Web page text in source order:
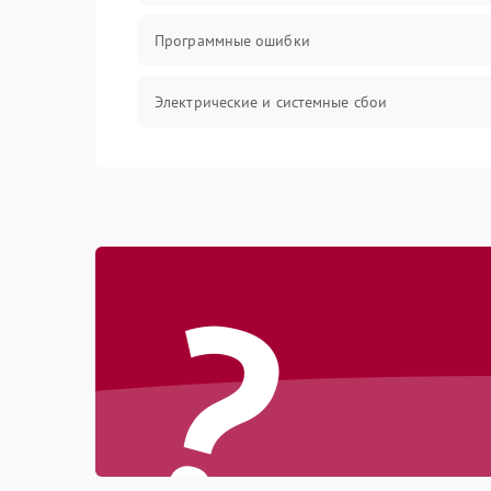
Программные ошибки
Электрические и системные сбои
Система охлаждения
?